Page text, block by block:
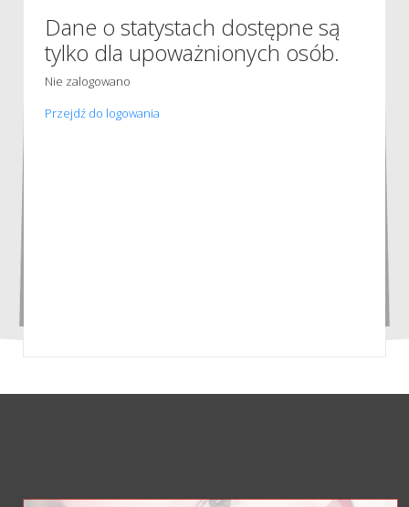
Dane o statystach dostępne są
tylko dla upoważnionych osób.
Nie zalogowano
Przejdź do logowania